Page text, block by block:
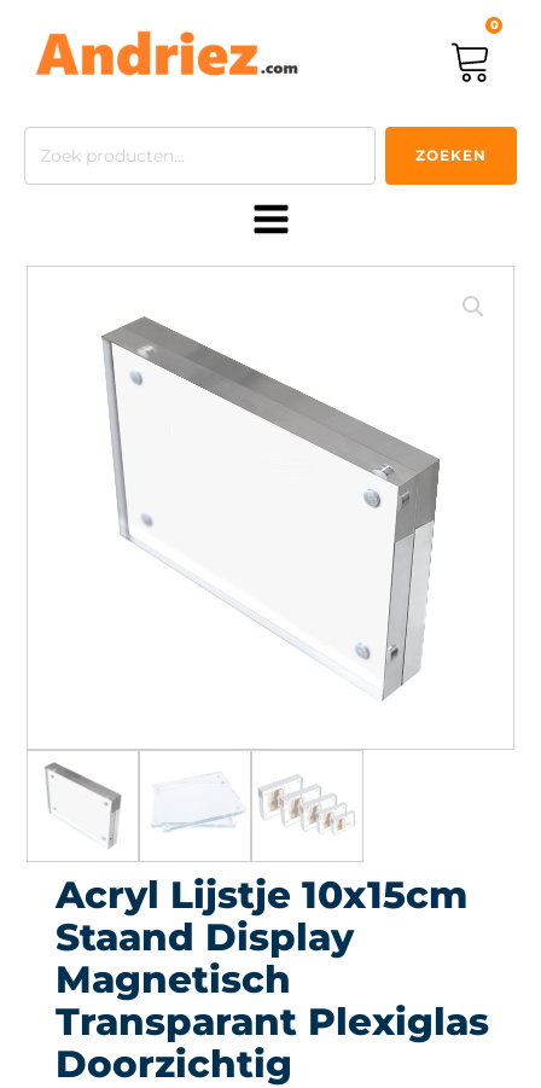
0
Zoeken
ZOEKEN
Acryl Lijstje 10x15cm
Staand Display
Magnetisch
Transparant Plexiglas
Doorzichtig